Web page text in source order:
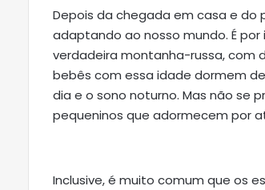
Depois da chegada em casa e do
adaptando ao nosso mundo. É
verdadeira montanha-russa, com
bebês com essa idade dormem
dia e o sono noturno. Mas não se
pequeninos que adormecem por
Inclusive, é muito comum que os